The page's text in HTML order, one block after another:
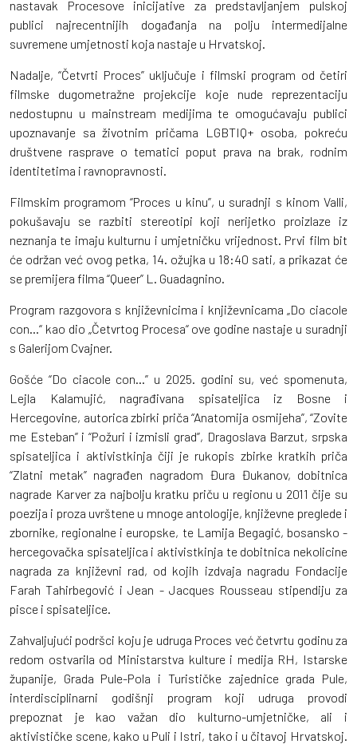
nastavak Procesove inicijative za predstavljanjem pulskoj
publici najrecentnijih događanja na polju intermedijalne
suvremene umjetnosti koja nastaje u Hrvatskoj.
Nadalje, “Četvrti Proces” uključuje i filmski program od četiri
filmske dugometražne projekcije koje nude reprezentaciju
nedostupnu u mainstream medijima te omogućavaju publici
upoznavanje sa životnim pričama LGBTIQ+ osoba, pokreću
društvene rasprave o tematici poput prava na brak, rodnim
identitetima i ravnopravnosti.
Filmskim programom “Proces u kinu”, u suradnji s kinom Valli,
pokušavaju se razbiti stereotipi koji nerijetko proizlaze iz
neznanja te imaju kulturnu i umjetničku vrijednost. Prvi film bit
će održan već ovog petka, 14. ožujka u 18:40 sati, a prikazat će
se premijera filma “Queer” L. Guadagnino.
Program razgovora s književnicima i književnicama „Do ciacole
con...“ kao dio „Četvrtog Procesa“ ove godine nastaje u suradnji
s Galerijom Cvajner.
Gošće “Do ciacole con...” u 2025. godini su, već spomenuta,
Lejla Kalamujić, nagrađivana spisateljica iz Bosne i
Hercegovine, autorica zbirki priča “Anatomija osmijeha”, “Zovite
me Esteban” i “Požuri i izmisli grad”, Dragoslava Barzut, srpska
spisateljica i aktivistkinja čiji je rukopis zbirke kratkih priča
“Zlatni metak” nagrađen nagradom Đura Đukanov, dobitnica
nagrade Karver za najbolju kratku priču u regionu u 2011 čije su
poezija i proza uvrštene u mnoge antologije, književne preglede i
zbornike, regionalne i europske, te Lamija Begagić, bosansko -
hercegovačka spisateljica i aktivistkinja te dobitnica nekolicine
nagrada za književni rad, od kojih izdvaja nagradu Fondacije
Farah Tahirbegović i Jean - Jacques Rousseau stipendiju za
pisce i spisateljice.
Zahvaljujući podršci koju je udruga Proces već četvrtu godinu za
redom ostvarila od Ministarstva kulture i medija RH, Istarske
županije, Grada Pule-Pola i Turističke zajednice grada Pule,
interdisciplinarni godišnji program koji udruga provodi
prepoznat je kao važan dio kulturno-umjetničke, ali i
aktivističke scene, kako u Puli i Istri, tako i u čitavoj Hrvatskoj.